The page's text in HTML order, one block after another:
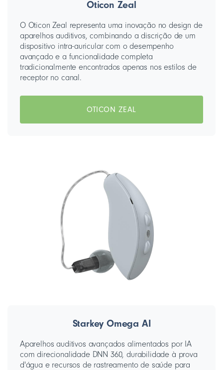
Oticon Zeal
O Oticon Zeal representa uma inovação no design de
aparelhos auditivos, combinando a discrição de um
dispositivo intra-auricular com o desempenho
avançado e a funcionalidade completa
tradicionalmente encontrados apenas nos estilos de
receptor no canal.
OTICON ZEAL
Starkey Omega AI
Aparelhos auditivos avançados alimentados por IA
com direcionalidade DNN 360, durabilidade à prova
d'água e recursos de rastreamento de saúde para